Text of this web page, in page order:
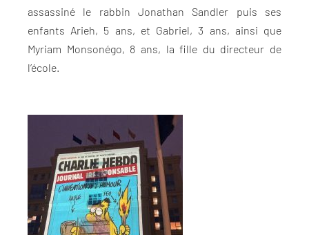
assassiné le rabbin Jonathan Sandler puis ses
enfants Arieh, 5 ans, et Gabriel, 3 ans, ainsi que
Myriam Monsonégo, 8 ans, la fille du directeur de
l’école.